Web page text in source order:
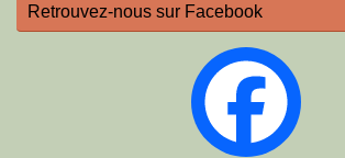
Retrouvez-nous sur Facebook